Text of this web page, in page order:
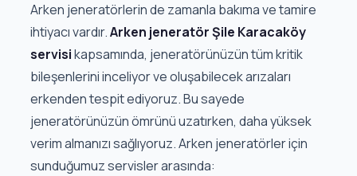
Arken jeneratörlerin de zamanla bakıma ve tamire
ihtiyacı vardır.Arken jeneratör Şile Karacaköy
servisikapsamında, jeneratörünüzün tüm kritik
bileşenlerini inceliyor ve oluşabilecek arızaları
erkenden tespit ediyoruz. Bu sayede
jeneratörünüzün ömrünü uzatırken, daha yüksek
verim almanızı sağlıyoruz. Arken jeneratörler için
sunduğumuz servisler arasında: